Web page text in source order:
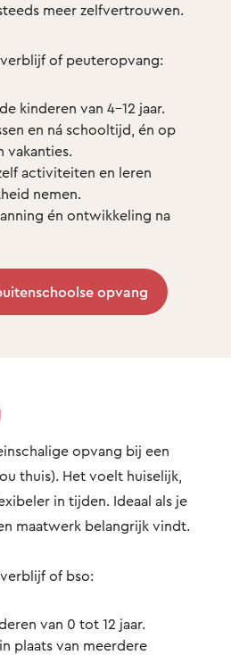
meer zelfvertrouwen.
of peuteropvang:
kinderen van 4–12 jaar.
en ná schooltijd, én op
vakanties.
activiteiten en leren
nemen.
én ontwikkeling na
opvang
opvang bij een
thuis). Het voelt huiselijk,
in tijden. Ideaal als je
maatwerk belangrijk vindt.
of bso:
van 0 tot 12 jaar.
plaats van meerdere